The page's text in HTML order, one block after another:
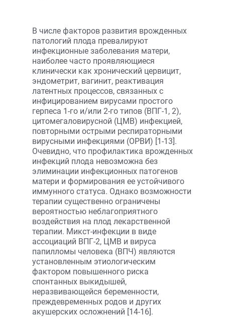
В числе факторов развития врожденных
патологий плода превалируют
инфекционные заболевания матери,
наиболее часто проявляющиеся
клинически как хронический цервицит,
эндометрит, вагинит, реактивация
латентных процессов, связанных с
инфицированием вирусами простого
герпеса 1-го и/или 2-го типов (ВПГ-1, 2),
цитомегаловирусной (ЦМВ) инфекцией,
повторными острыми респираторными
вирусными инфекциями (ОРВИ) [1-13].
Очевидно, что профилактика врожденных
инфекций плода невозможна без
элиминации инфекционных патогенов
матери и формирования ее устойчивого
иммунного статуса. Однако возможности
терапии существенно ограничены
вероятностью неблагоприятного
воздействия на плод лекарственной
терапии. Микст-инфекции в виде
ассоциаций ВПГ-2, ЦМВ и вируса
папилломы человека (ВПЧ) являются
установленным этиологическим
фактором повышенного риска
спонтанных выкидышей,
неразвивающейся беременности,
преждевременных родов и других
акушерских осложнений [14-16].